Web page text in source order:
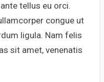
tellus eu orci.
congue ut
ligula. Nam felis
sit amet, venenatis